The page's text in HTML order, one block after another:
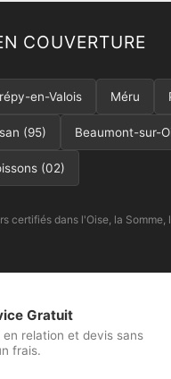
COUVERTURE
en-Valois Méru
(95) Beaumont-sur-
(02)
certifiés dans l'Oise, la Somme,
Gratuit
en relation et devis sans
frais.